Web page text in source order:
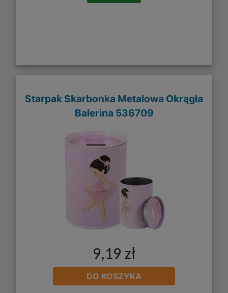
Starpak Skarbonka Metalowa Okrągła
Balerina 536709
9,19 zł
DO KOSZYKA